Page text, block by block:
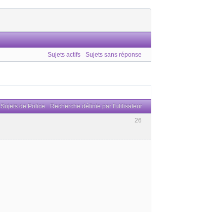
Sujets actifs Sujets sans réponse
Sujets de Police
Recherche définie par l'utilisateur
26